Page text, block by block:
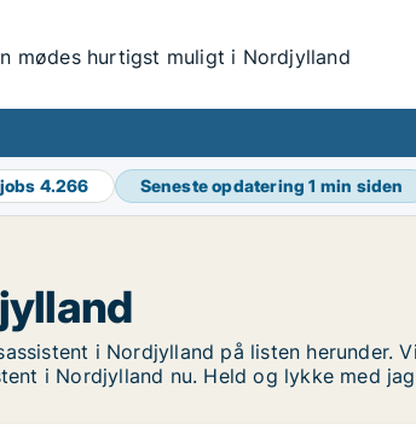
mødes hurtigst muligt i Nordjylland
4.266 Seneste opdatering1 min siden
i Nordjylland på listen herunder.
i Nordjylland nu. Held og lykke med